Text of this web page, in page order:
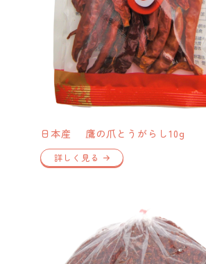
日本産 鷹の爪とうがらし10g
詳しく見る